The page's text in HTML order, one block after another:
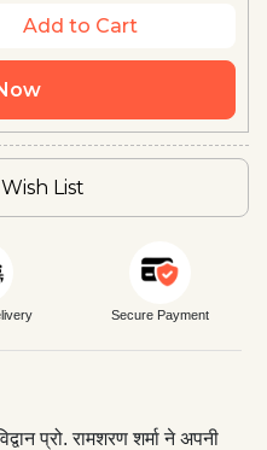
Add to Cart
List
Secure Payment
प्रो. रामशरण शर्मा ने अपनी